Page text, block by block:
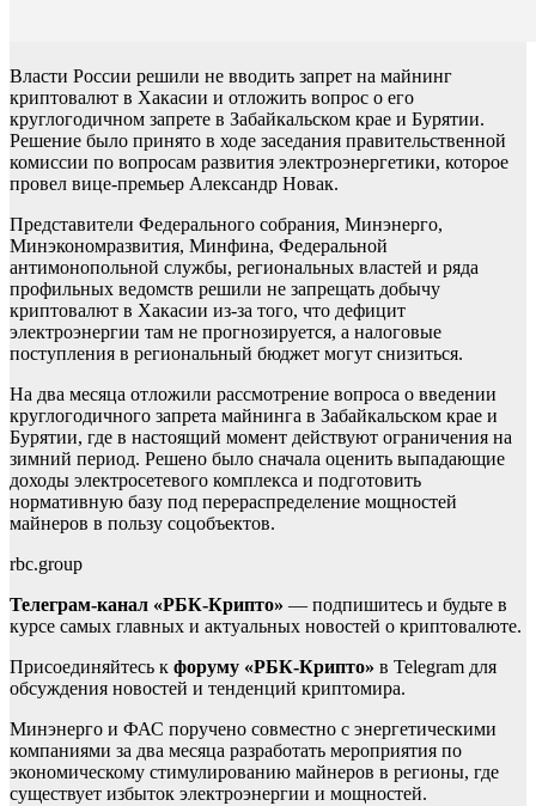
Власти России решили не вводить запрет на майнинг
криптовалют в Хакасии и отложить вопрос о его
круглогодичном запрете в Забайкальском крае и Бурятии.
Решение было принято в ходе заседания правительственной
комиссии по вопросам развития электроэнергетики, которое
провел вице-премьер Александр Новак.
Представители Федерального собрания, Минэнерго,
Минэкономразвития, Минфина, Федеральной
антимонопольной службы, региональных властей и ряда
профильных ведомств решили не запрещать добычу
криптовалют в Хакасии из-за того, что дефицит
электроэнергии там не прогнозируется, а налоговые
поступления в региональный бюджет могут снизиться.
На два месяца отложили рассмотрение вопроса о введении
круглогодичного запрета майнинга в Забайкальском крае и
Бурятии, где в настоящий момент действуют ограничения на
зимний период. Решено было сначала оценить выпадающие
доходы электросетевого комплекса и подготовить
нормативную базу под перераспределение мощностей
майнеров в пользу соцобъектов.
rbc.group
Телеграм-канал «РБК-Крипто» — подпишитесь и будьте в
курсе самых главных и актуальных новостей о криптовалюте.
Присоединяйтесь к форуму «РБК-Крипто» в Telegram для
обсуждения новостей и тенденций криптомира.
Минэнерго и ФАС поручено совместно с энергетическими
компаниями за два месяца разработать мероприятия по
экономическому стимулированию майнеров в регионы, где
существует избыток электроэнергии и мощностей.